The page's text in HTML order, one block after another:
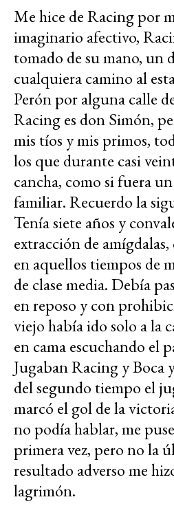
Me hice de Racing por
imaginario afectivo,
tomado de su mano, un
cualquiera camino al
Perón por alguna calle
Racing es don Simón,
mis tíos y mis primos,
los que durante casi
cancha, como si fuera
familiar. Recuerdo la
Tenía siete años y
extracción de
en aquellos tiempos de
de clase media. Debía
en reposo y con
viejo había ido solo a la
en cama escuchando el
Jugaban Racing y Boca
del segundo tiempo el
marcó el gol de la
no podía hablar, me
primera vez, pero no la
resultado adverso me
lagrimón.